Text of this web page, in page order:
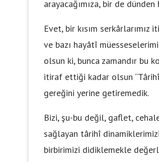
arayacağımıza, bir de
Evet, bir kısım
ve bazı hayâtî
olsun ki, bunca zamandır bu
itiraf ettiği kadar olsun “Târihî
gereğini yerine getiremedik.
Bizi, şu-bu değil, gaflet,
sağlayan târihî
birbirimizi didiklemekle